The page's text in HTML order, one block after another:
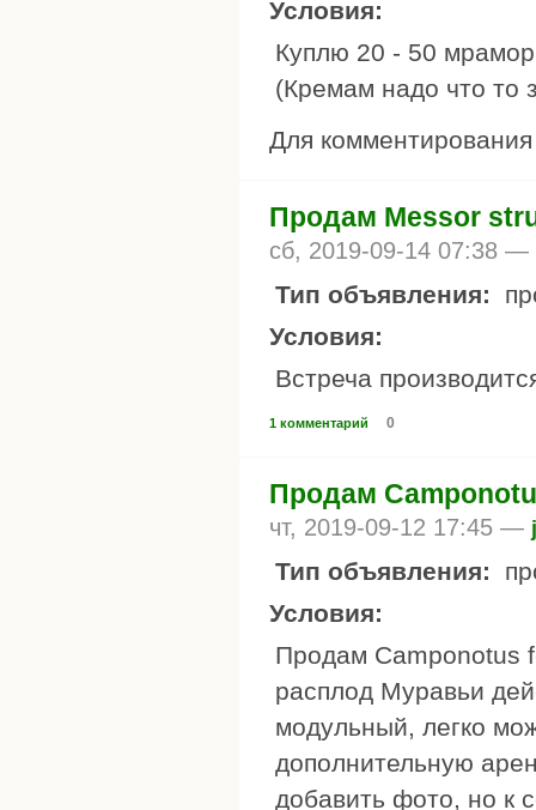
Условия:
Куплю 20 - 50
(Кремам надо что то
Для
Продам Messor
сб, 2019-09-14 07:38 —
Тип объявления:
Условия:
Встреча
1 комментарий 0
Продам
чт, 2019-09-12 17:45 —
Тип объявления:
Условия:
Продам Camponotus
расплод Муравьи
модульный, легко
дополнительную
добавить фото, но к